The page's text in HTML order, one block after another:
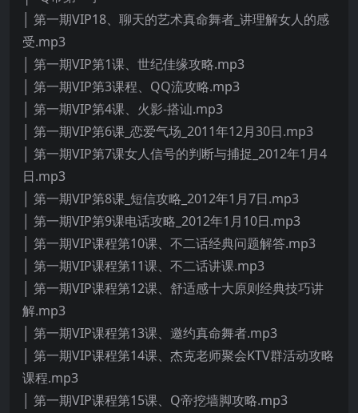
│ 第一期VIP18、聊天的艺术真命舞者_讲理解女人的感
受.mp3
│ 第一期VIP第1课、世纪佳缘攻略.mp3
│ 第一期VIP第3课程、QQ流攻略.mp3
│ 第一期VIP第4课、火影-搭讪.mp3
│ 第一期VIP第6课_恋爱气场_2011年12月30日.mp3
│ 第一期VIP第7课女人信号的判断与捕捉_2012年1月4
日.mp3
│ 第一期VIP第8课_短信攻略_2012年1月7日.mp3
│ 第一期VIP第9课电话攻略_2012年1月10日.mp3
│ 第一期VIP课程第10课、不二话经典问题解答.mp3
│ 第一期VIP课程第11课、不二话讲课.mp3
│ 第一期VIP课程第12课、舒适感十大原则经典技巧讲
解.mp3
│ 第一期VIP课程第13课、邀约真命舞者.mp3
│ 第一期VIP课程第14课、杰克老师聚会KTV群活动攻略
课程.mp3
│ 第一期VIP课程第15课、Q帝挖墙脚攻略.mp3